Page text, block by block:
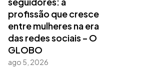
profissão que cresce
entre mulheres na era
das redes sociais – O
GLOBO
ago 5, 2026